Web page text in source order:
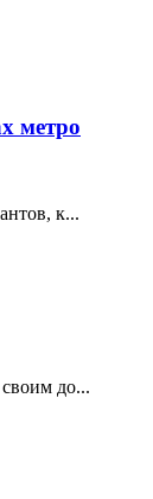
метро
к...
до...